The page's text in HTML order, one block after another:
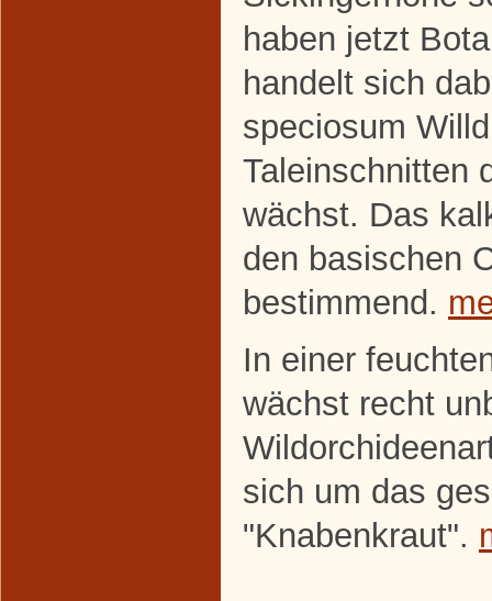
haben jetzt
handelt sich
speciosum
Taleinschnitten
wächst. Das
den basischen
bestimmend.
In einer
wächst recht
sich um das
"Knabenkraut".